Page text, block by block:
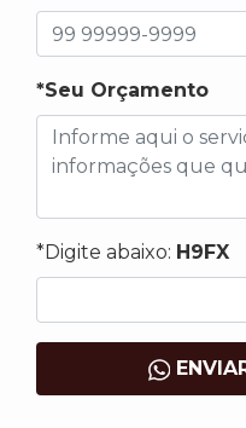
*Seu Orçamento
*Digite abaixo: H9FX